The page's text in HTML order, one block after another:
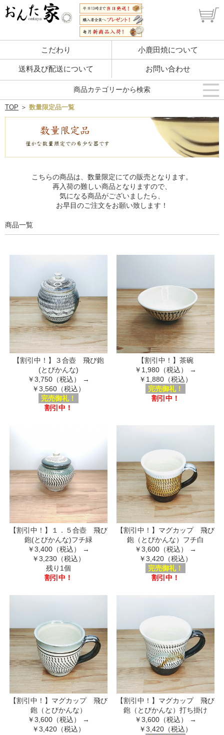
こだわり 小鹿田焼について
送料及び配送について お問い合わせ
TOP ＞ 数量限定品一覧
こちらの商品は、数量限定にての販売となります。
再入荷の難しい商品となりますので、
気になる商品がございましたら、
お早目のご注文をお願い致します！
商品一覧
【割引中！】３合壺 飛び鉋
(とびかんな)
￥3,750（税込）
→
￥3,560（税込）
完売御礼！
割引中！
【割引中！】茶碗
￥1,980（税込）
→
￥1,880（税込）
完売御礼！
割引中！
【割引中！】１．５合壺 飛び
鉋(とびかんな)フチ緑
￥3,400（税込）
→
￥3,230（税込）
残り1個
割引中！
【割引中！】マグカップ 飛び
鉋（とびかんな）フチ白
￥3,600（税込）
→
￥3,420（税込）
完売御礼！
割引中！
【割引中！】マグカップ 飛び
鉋（とびかんな）
￥3,600（税込）
→
￥3,420（税込）
【割引中！】マグカップ 飛び
鉋（とびかんな）打ち掛け
￥3,600（税込）
→
￥3,420（税込）
商品カテゴリーから検索